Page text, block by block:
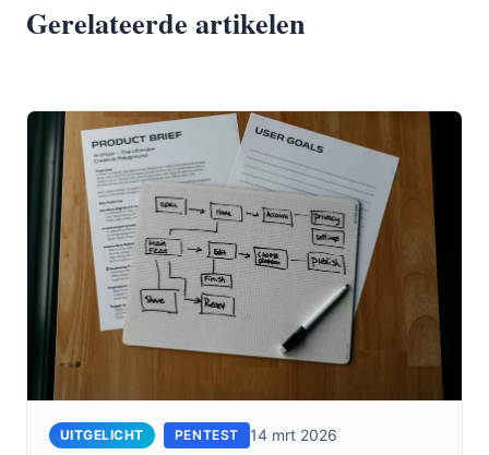
Gerelateerde artikelen
PENTEST 14 mrt 2026